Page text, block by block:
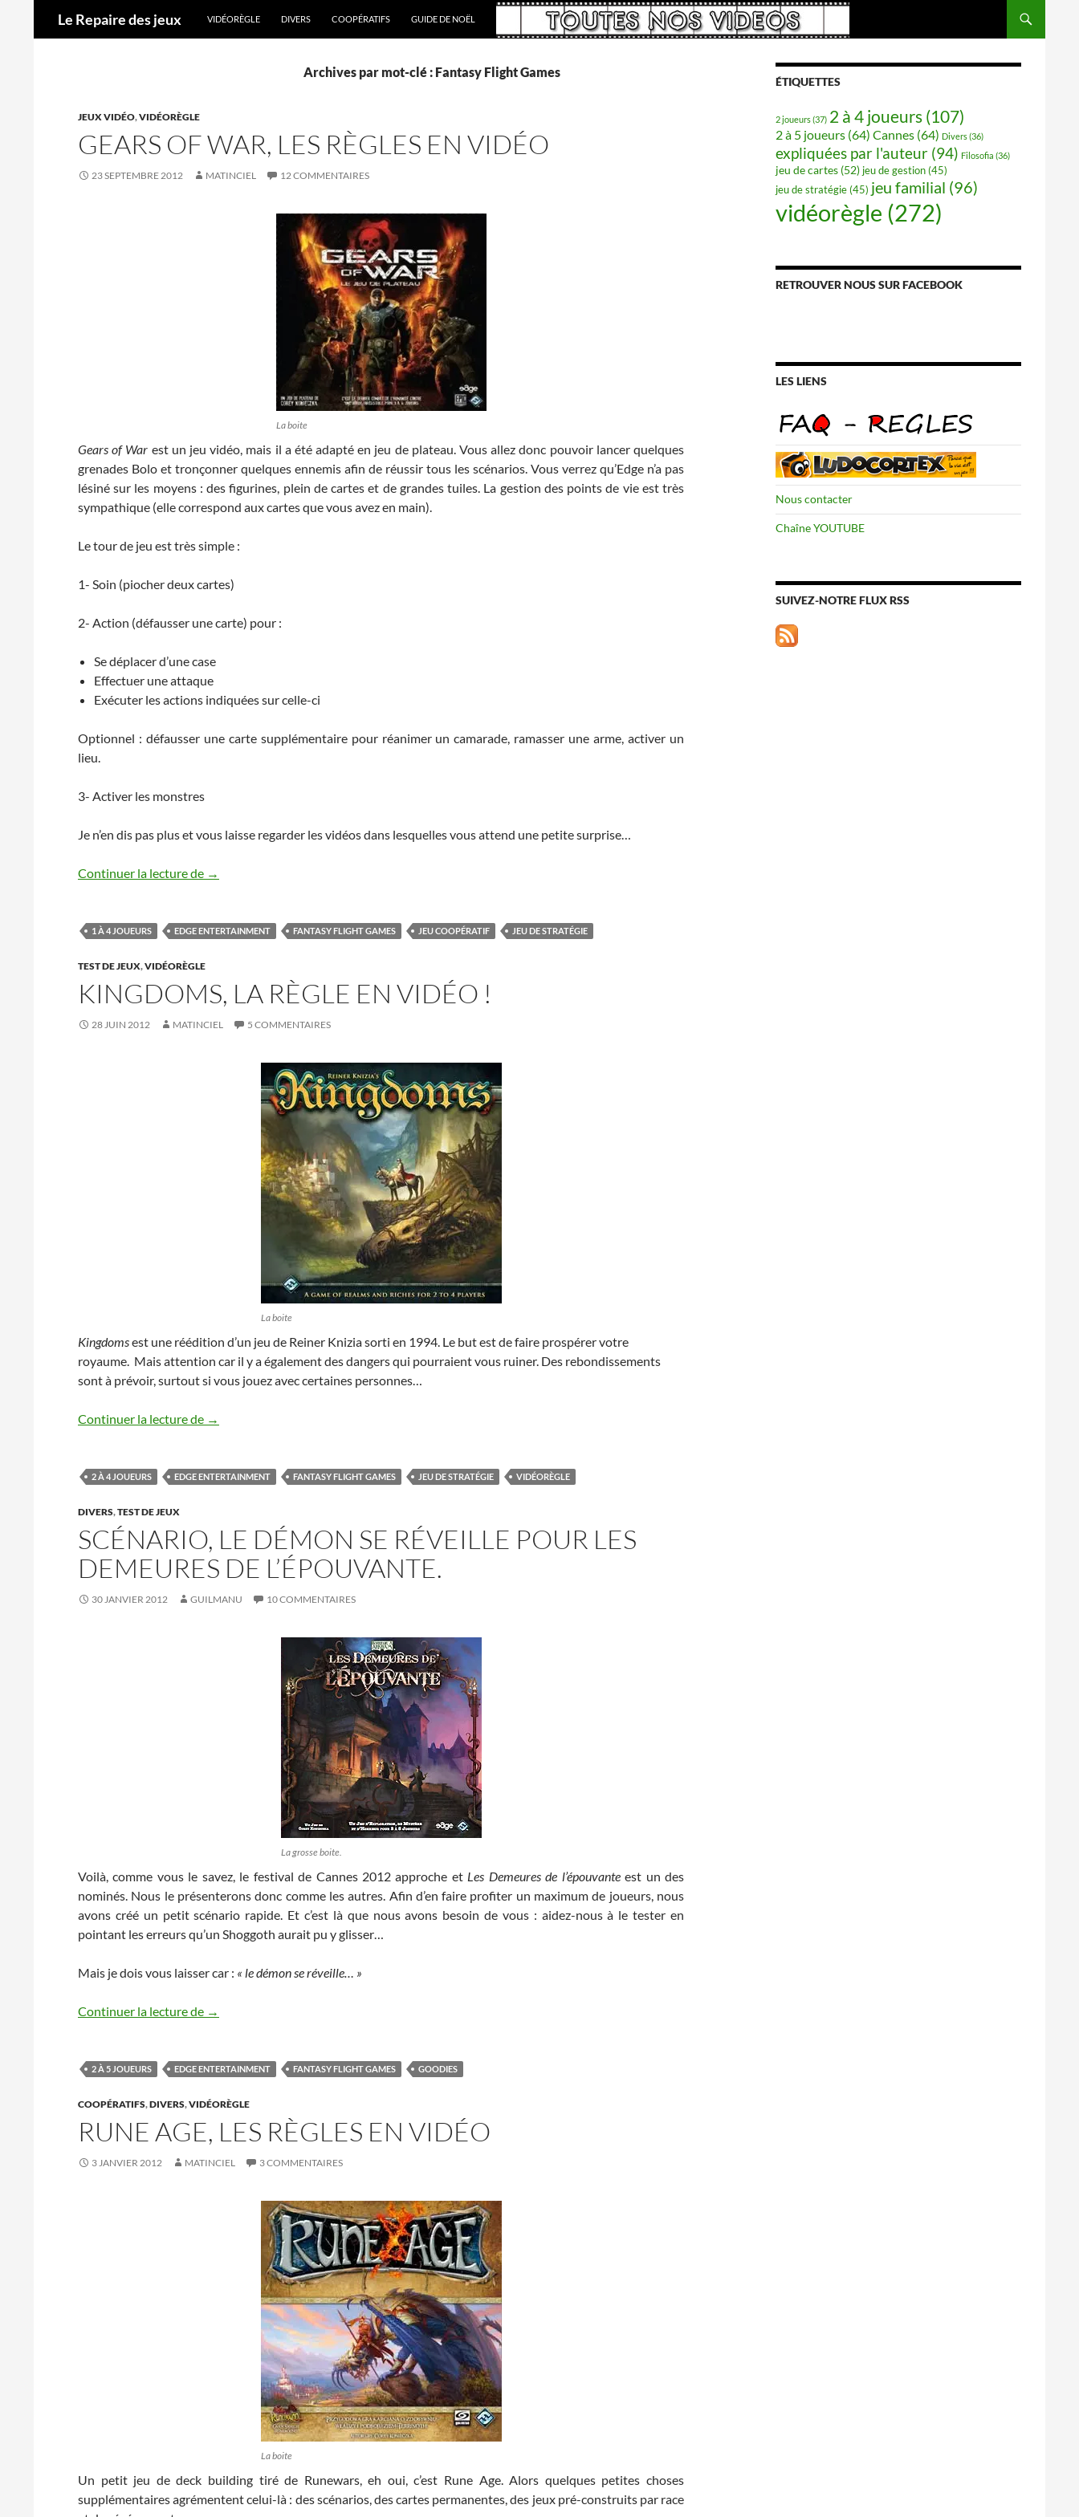
Le Repaire des jeux
VIDÉORÈGLE
DIVERS COOPÉRATIFS GUIDE DE NOËL
Archives par mot-clé : Fantasy Flight Games
JEUX VIDÉO,VIDÉORÈGLE
GEARS OF WAR, LES RÈGLES EN VIDÉO
23 SEPTEMBRE 2012 MATINCIEL 12 COMMENTAIRES
La boite
Gears of War est un jeu vidéo, mais il a été adapté en jeu de plateau. Vous allez donc pouvoir lancer quelques
grenades Bolo et tronçonner quelques ennemis afin de réussir tous les scénarios. Vous verrez qu’Edge n’a pas
lésiné sur les moyens : des figurines, plein de cartes et de grandes tuiles. La gestion des points de vie est très
sympathique (elle correspond aux cartes que vous avez en main).
Le tour de jeu est très simple :
1- Soin (piocher deux cartes)
2- Action (défausser une carte) pour :
Se déplacer d’une case
Effectuer une attaque
Exécuter les actions indiquées sur celle-ci
Optionnel : défausser une carte supplémentaire pour réanimer un camarade, ramasser une arme, activer un
lieu.
3- Activer les monstres
Je n’en dis pas plus et vous laisse regarder les vidéos dans lesquelles vous attend une petite surprise…
Continuer la lecture de Gears of War, les règles en vidéo
→
1 À 4 JOUEURS EDGE ENTERTAINMENT FANTASY FLIGHT GAMES JEU COOPÉRATIF JEU DE STRATÉGIE
TEST DE JEUX,VIDÉORÈGLE
KINGDOMS, LA RÈGLE EN VIDÉO !
28 JUIN 2012 MATINCIEL 5 COMMENTAIRES
La boite
Kingdomsest une réédition d’un jeu de Reiner Knizia sorti en 1994. Le but est de faire prospérer votre
royaume. Mais attention car il y a également des dangers qui pourraient vous ruiner. Des rebondissements
sont à prévoir, surtout si vous jouez avec certaines personnes…
Continuer la lecture de Kingdoms, la règle en vidéo !
→
2 À 4 JOUEURS EDGE ENTERTAINMENT FANTASY FLIGHT GAMES JEU DE STRATÉGIE VIDÉORÈGLE
DIVERS,TEST DE JEUX
SCÉNARIO, LE DÉMON SE RÉVEILLE POUR LES
DEMEURES DE L’ÉPOUVANTE.
30 JANVIER 2012 GUILMANU 10 COMMENTAIRES
La grosse boite.
Voilà, comme vous le savez, le festival de Cannes 2012 approche et Les Demeures de l’épouvanteest un des
nominés. Nous le présenterons donc comme les autres. Afin d’en faire profiter un maximum de joueurs, nous
avons créé un petit scénario rapide. Et c’est là que nous avons besoin de vous : aidez-nous à le tester en
pointant les erreurs qu’un Shoggoth aurait pu y glisser…
Mais je dois vous laisser car : « le démon se réveille… »
Continuer la lecture de Scénario, le démon se réveille pour les demeures de l’épouvante.
→
2 À 5 JOUEURS EDGE ENTERTAINMENT FANTASY FLIGHT GAMES GOODIES
COOPÉRATIFS,DIVERS,VIDÉORÈGLE
RUNE AGE, LES RÈGLES EN VIDÉO
3 JANVIER 2012 MATINCIEL 3 COMMENTAIRES
La boite
Un petit jeu de deck building tiré de Runewars, eh oui, c’est Rune Age. Alors quelques petites choses
supplémentaires agrémentent celui-là : des scénarios, des cartes permanentes, des jeux pré-construits par race
ÉTIQUETTES
2 joueurs(37) 2 à 4 joueurs (107)
2 à 5 joueurs (64) Cannes (64) Divers(36)
expliquées par l'auteur (94) Filosofia (36)
jeu de cartes (52) jeu de gestion (45)
jeu de stratégie (45) jeu familial (96)
vidéorègle (272)
RETROUVER NOUS SUR FACEBOOK
LES LIENS
Nous contacter
Chaîne YOUTUBE
SUIVEZ-NOTRE FLUX RSS